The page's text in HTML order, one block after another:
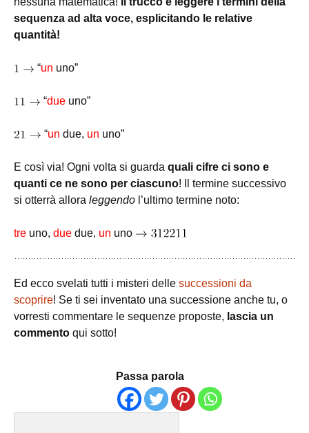
sequenza ad alta voce, esplicitando le relative
quantità!
“un uno”
“due uno”
“un due, un uno”
E così via! Ogni volta si guarda quali cifre ci sono e
quanti ce ne sono per ciascuno! Il termine successivo
si otterrà allora leggendo l’ultimo termine noto:
tre uno, due due, un uno
Ed ecco svelati tutti i misteri delle successioni da
scoprire! Se ti sei inventato una successione anche tu, o
vorresti commentare le sequenze proposte, lascia un
commento qui sotto!
Passa parola